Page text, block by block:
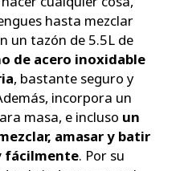
hasta mezclar
un tazón de 5.5L de
de acero inoxidable
, bastante seguro y
incorpora un
masa, e incluso un
amasar y batir
fácilmente. Por su